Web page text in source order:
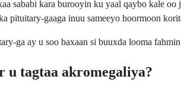
sababi kara burooyin ku yaal qaybo kale oo
pituitary-gaaga inuu sameeyo hoormoon
ga ay u soo baxaan si buuxda looma
u tagtaa akromegaliya?